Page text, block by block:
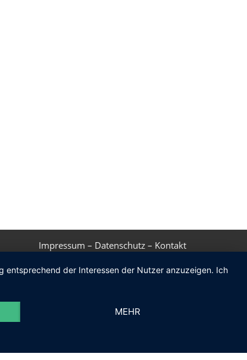
Impressum – Datenschutz – Kontakt
entsprechend der Interessen der Nutzer anzuzeigen. Ich
MEHR